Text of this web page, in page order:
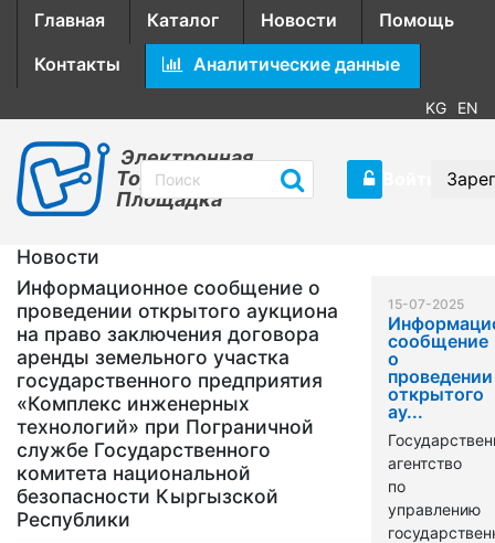
Главная Каталог Новости
Помощь
Контакты
Аналитические данные
KG EN
Электронная
Торговая
Площадка
Новости
Информационное сообщение о
проведении открытого аукциона
на право заключения договора
аренды земельного участка
государственного предприятия
«Комплекс инженерных
технологий» при Пограничной
службе Государственного
комитета национальной
безопасности Кыргызской
Республики
15-07-2025
сообщение
о
проведении
открытого
ау...
агентство
по
управлению